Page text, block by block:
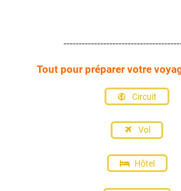
Tout pour préparer votre
Circuit
Vol
Hôtel